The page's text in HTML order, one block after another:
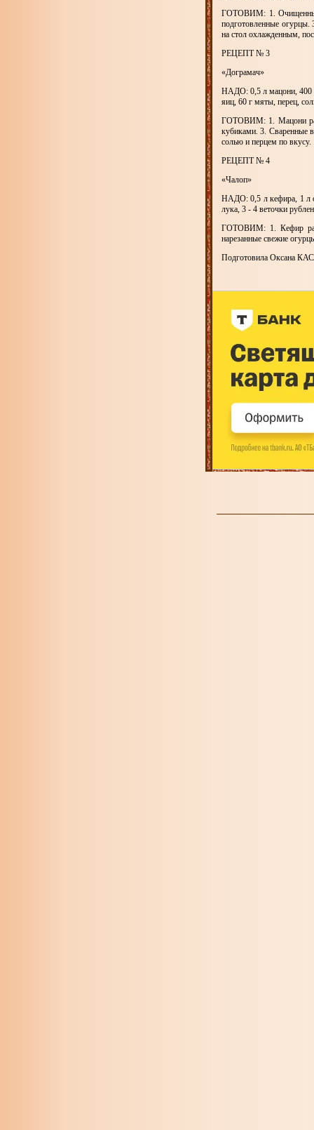
ГОТОВИМ: 1. Очищенные
подготовленные огурцы.
на стол охлажденным,
РЕЦЕПТ № 3
«Дограмач»
НАДО: 0,5 л мацони, 400 г
яиц, 60 г мяты, перец,
ГОТОВИМ: 1. Мацони
кубиками. 3. Сваренные
солью и перцем по вкусу.
РЕЦЕПТ № 4
«Чалоп»
НАДО: 0,5 л кефира, 1 л
лука, 3 - 4 веточки
ГОТОВИМ: 1. Кефир
нарезанные свежие
Подготовила Оксана